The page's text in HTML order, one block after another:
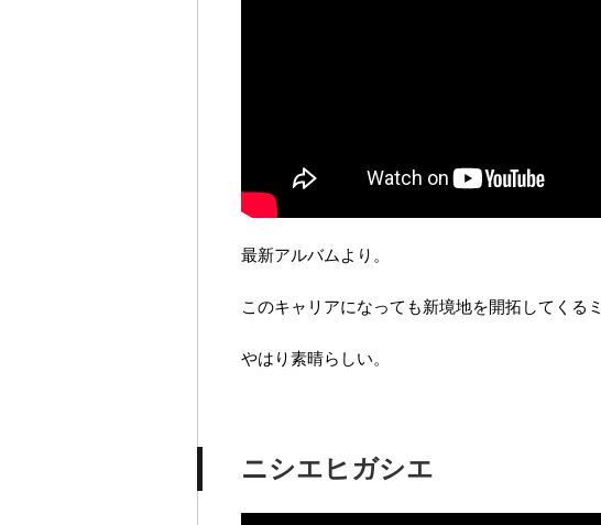
最新アルバムより。
このキャリアになっても新境地を開拓してくるミ
やはり素晴らしい。
ニシエヒガシエ